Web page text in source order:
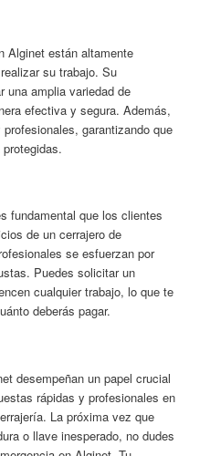
Alginet están altamente
su trabajo. Su
una amplia variedad de
efectiva y segura. Además,
garantizando que
fundamental que los clientes
de un cerrajero de
se esfuerzan por
Puedes solicitar un
cualquier trabajo, lo que te
deberás pagar.
desempeñan un papel crucial
rápidas y profesionales en
La próxima vez que
o llave inesperado, no dudes